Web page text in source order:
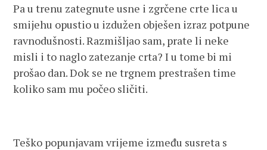
Pa u trenu zategnute usne i zgrčene crte lica u
smijehu opustio u izdužen obješen izraz potpune
ravnodušnosti. Razmišljao sam, prate li neke
misli i to naglo zatezanje crta? I u tome bi mi
prošao dan. Dok se ne trgnem prestrašen time
koliko sam mu počeo sličiti.
Teško popunjavam vrijeme između susreta s